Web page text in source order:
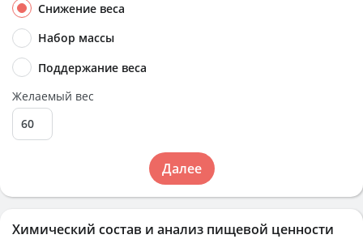
Химический состав и анализ пищевой ценности
Снижение веса
Набор массы
Поддержание веса
Желаемый вес
Далее